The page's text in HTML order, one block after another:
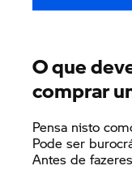
O que
comprar
Pensa nisto
Pode ser
Antes de